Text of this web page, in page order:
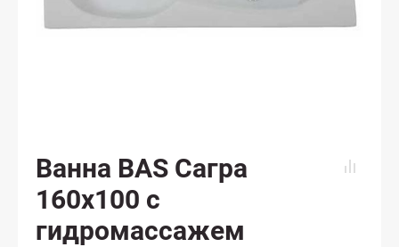
Ванна BAS Сагра
160x100 с
гидромассажем